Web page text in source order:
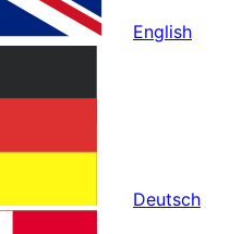
English
Deutsch